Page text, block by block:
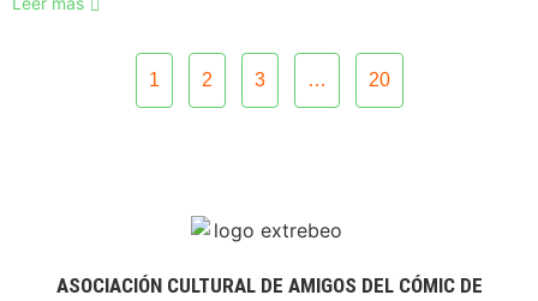
1 2 3 … 20
ASOCIACIÓN CULTURAL DE AMIGOS DEL CÓMIC DE